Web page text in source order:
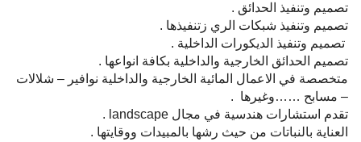
تصميم وتنفيذ الحدائق .
تصميم وتنفيذ شبكات الري زتنفيذها .
تصميم وتنفيذ الديكورات الداخلية .
تصميم الحدائق الخارجية والداخلية بكافة انواعها .
متخصصة في الاعمال المائية الخارجية والداخلية نوافير – شلالات
– مسابح ……وغيرها .
تقدم استشارات هندسية في مجال landscape .
العناية بالنباتات من حيث رشها بالمبيدات ووقايتها .